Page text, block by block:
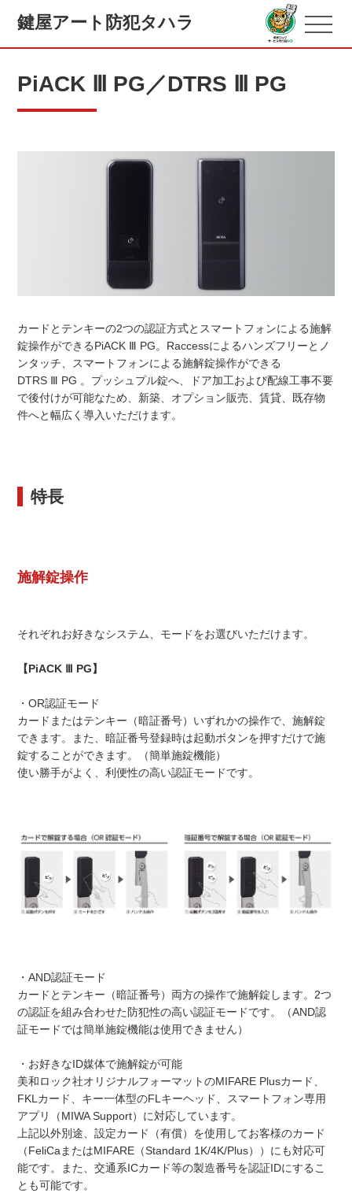
鍵屋アート防犯タハラ
PiACK Ⅲ PG／DTRS Ⅲ PG
カードとテンキーの2つの認証方式とスマートフォンによる施解
錠操作ができるPiACK Ⅲ PG。Raccessによるハンズフリーとノ
ンタッチ、スマートフォンによる施解錠操作ができる
DTRS Ⅲ PG 。プッシュプル錠へ、ドア加工および配線工事不要
で後付けが可能なため、新築、オプション販売、賃貸、既存物
件へと幅広く導入いただけます。
特長
施解錠操作
それぞれお好きなシステム、モードをお選びいただけます。
【PiACK Ⅲ PG】
・OR認証モード
カードまたはテンキー（暗証番号）いずれかの操作で、施解錠
できます。また、暗証番号登録時は起動ボタンを押すだけで施
錠することができます。（簡単施錠機能）
使い勝手がよく、利便性の高い認証モードです。
・AND認証モード
カードとテンキー（暗証番号）両方の操作で施解錠します。2つ
の認証を組み合わせた防犯性の高い認証モードです。（AND認
証モードでは簡単施錠機能は使用できません）
・お好きなID媒体で施解錠が可能
美和ロック社オリジナルフォーマットのMIFARE Plusカード、
FKLカード、キー一体型のFLキーヘッド、スマートフォン専用
アプリ（MIWA Support）に対応しています。
上記以外別途、設定カード（有償）を使用してお客様のカード
（FeliCaまたはMIFARE（Standard 1K/4K/Plus））にも対応可
能です。また、交通系ICカード等の製造番号を認証IDにするこ
とも可能です。